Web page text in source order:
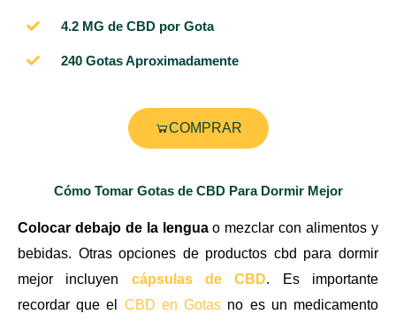
4.2 MG de CBD por Gota​
240 Gotas Aproximadamente​
COMPRAR
Cómo Tomar Gotas de CBD Para Dormir Mejor
Colocar debajo de la lenguao mezclar con alimentos y
bebidas. Otras opciones de productos cbd para dormir
mejor incluyen cápsulas de CBD. Es importante
recordar que el CBD en Gotas no es un medicamento